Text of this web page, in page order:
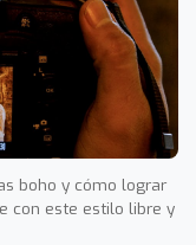
boho y cómo lograr
con este estilo libre y